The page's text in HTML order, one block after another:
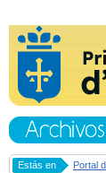
Estás en Portal